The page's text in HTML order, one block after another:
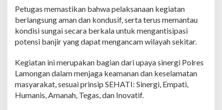
n
S
o
l
o
Petugas memastikan bahwa pelaksanaan kegiatan
berlangsung aman dan kondusif, serta terus memantau
kondisi sungai secara berkala untuk mengantisipasi
potensi banjir yang dapat mengancam wilayah sekitar.
Kegiatan ini merupakan bagian dari upaya sinergi Polres
Lamongan dalam menjaga keamanan dan keselamatan
masyarakat, sesuai prinsip SEHATI: Sinergi, Empati,
Humanis, Amanah, Tegas, dan Inovatif.